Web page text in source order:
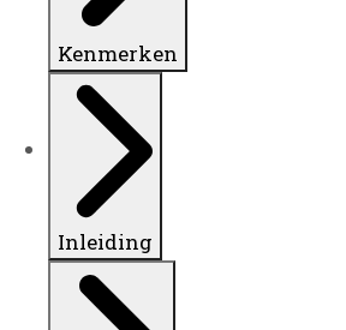
Kenmerken
Inleiding